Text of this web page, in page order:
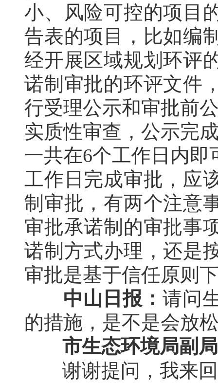
小、风险可控的项目
告表的项目，比如编
经开展区域规划环评
诺制审批的环评文件
行受理公示和审批前
实质性审查，公示完
一共在6个工作日内
工作日完成审批，应
制审批，有两个注意
审批承诺制的审批事
诺制方式办理，还是
审批是基于信任原则
中山日报： 请问
的措施，是不是会放
市生态环境局副
谢谢提问，我来